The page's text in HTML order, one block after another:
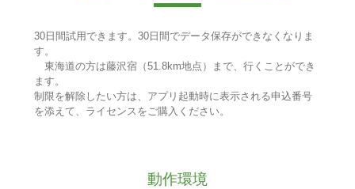
30日間試用できます。30日間でデータ保存ができなくなりま
す。
東海道の方は藤沢宿（51.8km地点）まで、行くことができ
ます。
制限を解除したい方は、アプリ起動時に表示される申込番号
を添えて、ライセンスをご購入ください。
動作環境